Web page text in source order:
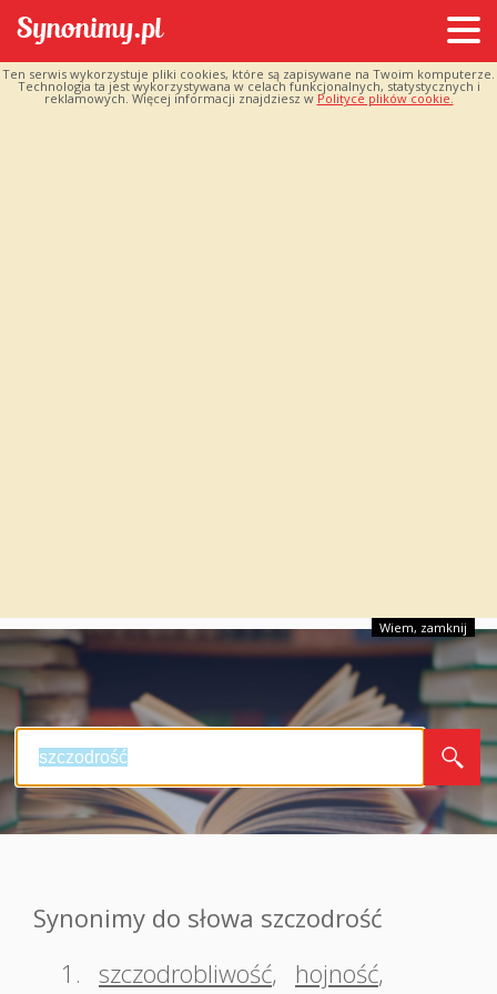
Ten serwis wykorzystuje pliki cookies, które są zapisywane na Twoim komputerze.
Technologia ta jest wykorzystywana w celach funkcjonalnych, statystycznych i
reklamowych. Więcej informacji znajdziesz w Polityce plików cookie.
Wiem, zamknij
Synonimy do słowa szczodrość
1.
szczodrobliwość, hojność,